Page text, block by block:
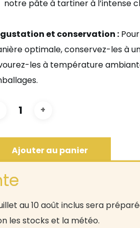
notre pâte à tartiner à l’intense
et conservation :
optimale, conservez-les à
les à température
Ajouter au panier
avez une commande plus
bien vous désirez une
pas àcontacterle
au 10 août inclus sera
les stocks et la météo.